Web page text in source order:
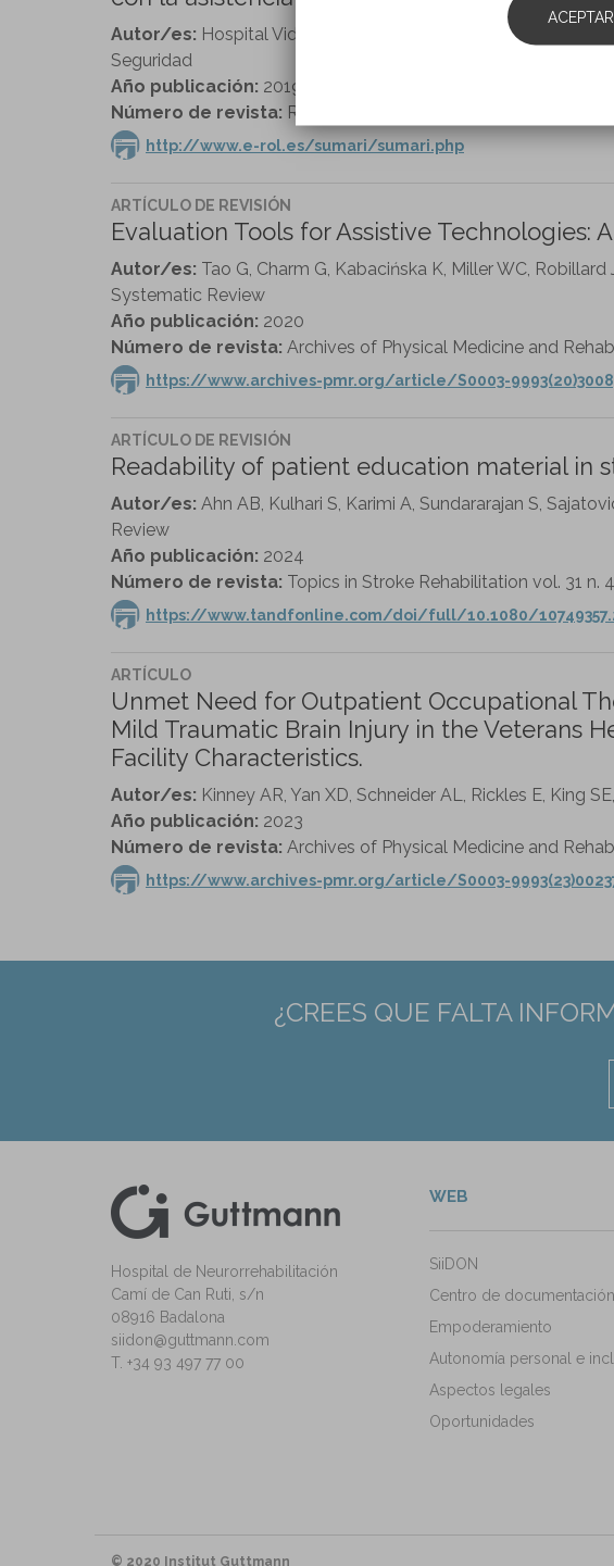
Autor/es: Hospital Vidal MT, Estrada Reventós D, Canalias
Seguridad
Año publicación: 2019
Número de revista: Revista ROL de Enfermería vol 42 n 1
http://www.e-rol.es/sumari/sumari.php
ARTÍCULO DE REVISIÓN
Evaluation Tools for Assistive Technologies:
Autor/es: Tao G, Charm G, Kabacińska K, Miller WC, Robillard
Systematic Review
Año publicación: 2020
Número de revista: Archives of Physical Medicine and
https://www.archives-pmr.org/article/S0003-
ARTÍCULO DE REVISIÓN
Readability of patient education material in
Autor/es: Ahn AB, Kulhari S, Karimi A, Sundararajan S,
Review
Año publicación: 2024
Número de revista: Topics in Stroke Rehabilitation vol. 31 n. 4
https://www.tandfonline.com/doi/full/10.1080/
ARTÍCULO
Unmet Need for Outpatient Occupational
Mild Traumatic Brain Injury in the Veterans
Facility Characteristics.
Autor/es: Kinney AR, Yan XD, Schneider AL, Rickles E, King
Año publicación: 2023
Número de revista: Archives of Physical Medicine and
https://www.archives-pmr.org/article/S0003-
¿CREES QUE FALTA
Hospital de Neurorrehabilitación
Camí de Can Ruti, s/n
08916 Badalona
siidon@guttmann.com
T. +34 93 497 77 00
WEB
SiiDON
Centro de documentación
Empoderamiento
Autonomía personal e
Aspectos legales
Oportunidades
© 2020 Institut Guttmann